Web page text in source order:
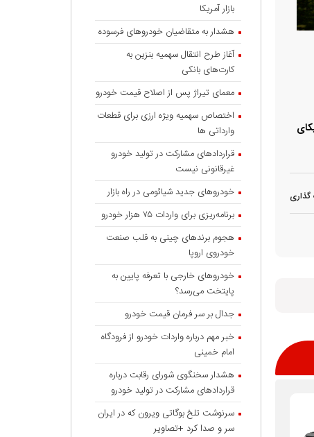
گذاری
بازار آمریکا
هشدار به متقاضیان خودروهای فرسوده
آغاز طرح انتقال سهمیه بنزین به
کارت‌های بانکی
معمای تیراژ پس از اصلاح قیمت خودرو
اختصاص سهمیه ویژه ارزی برای قطعات
وارداتی ها
قراردادهای مشارکت در تولید خودرو
غیرقانونی نیست
خودروهای جدید شیائومی در راه بازار
برنامه‌ریزی برای واردات ۷۵ هزار خودرو
هجوم برندهای چینی به قلب صنعت
خودروی اروپا
خودروهای خارجی با تعرفه پایین به
پایتخت می‌رسد؟
جدال بر سر فرمان قیمت خودرو
خبر مهم درباره واردات خودرو از فرودگاه
امام خمینی
هشدار سخنگوی شورای رقابت درباره
قرارداد‌های مشارکت در تولید خودرو
سرنوشت تلخ بوگاتی ویرون که در ایران
سر و صدا کرد +تصاویر